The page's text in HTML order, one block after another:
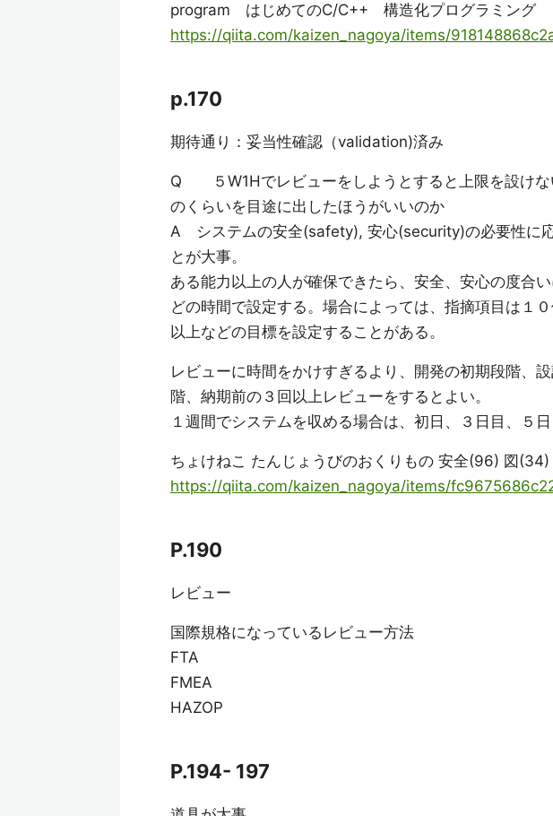
program はじめてのC/C++ 構造化プログラミング
https://qiita.com/kaizen_nagoya/items/
p.170
期待通り：妥当性確認（validation)済み
Q ５W1Hでレビューをしようとすると上限を設けな
のくらいを目途に出したほうがいいのか
A システムの安全(safety), 安心(security)の必要性に
とが大事。
ある能力以上の人が確保できたら、安全、安心の度合
どの時間で設定する。場合によっては、指摘項目は１
以上などの目標を設定することがある。
レビューに時間をかけすぎるより、開発の初期段階、
階、納期前の３回以上レビューをするとよい。
１週間でシステムを収める場合は、初日、３日目、５
ちょけねこ たんじょうびのおくりもの 安全(96) 図(34)
https://qiita.com/kaizen_nagoya/items/
P.190
レビュー
国際規格になっているレビュー方法
FTA
FMEA
HAZOP
P.194- 197